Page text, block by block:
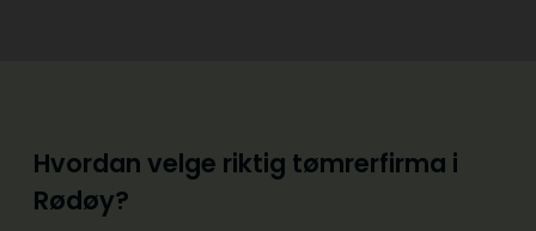
Hvordan velge riktig tømrerfirma i
Rødøy?